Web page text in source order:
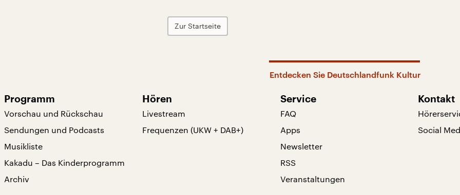
Zur Startseite
Entdecken Sie Deutschlandfunk Kultur
Programm
Vorschau und Rückschau
Sendungen und Podcasts
Musikliste
Kakadu – Das Kinderprogramm
Archiv
Hören
Livestream
Frequenzen (UKW + DAB+)
Service
FAQ
Apps
Newsletter
RSS
Veranstaltungen
Kontakt
Social